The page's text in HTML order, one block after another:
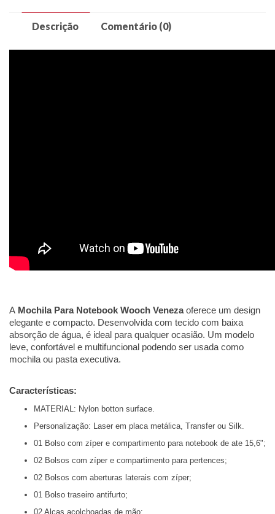
Descrição Comentário (0)
A Mochila Para Notebook Wooch Venezaoferece um design
elegante e compacto. Desenvolvida com tecido com baixa
absorção de água, é ideal para qualquer ocasião. Um modelo
leve, confortável e multifuncional podendo ser usada como
mochila ou pasta executiva.
Características:
MATERIAL: Nylon botton surface.
Personalização: Laser em placa metálica, Transfer ou Silk.
01 Bolso com zíper e compartimento para notebook de ate 15,6";
02 Bolsos com zíper e compartimento para pertences;
02 Bolsos com aberturas laterais com zíper;
01 Bolso traseiro antifurto;
02 Alças acolchoadas de mão;